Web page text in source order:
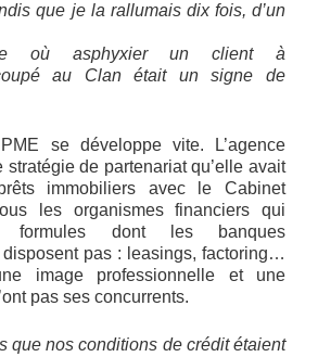
que je la rallumais dix fois, d’un
où asphyxier un client à
coupé au Clan était un signe de
se développe vite. L’agence
de partenariat qu’elle avait
immobiliers avec le Cabinet
les organismes financiers qui
formules dont les banques
pas : leasings, factoring…
image professionnelle et une
pas ses concurrents.
que nos conditions de crédit étaient